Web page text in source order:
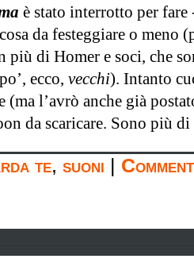
è stato interrotto per
da festeggiare o meno
più di Homer e soci, che
ecco, vecchi). Intanto
(ma l’avrò anche già
da scaricare. Sono più
te, suoni